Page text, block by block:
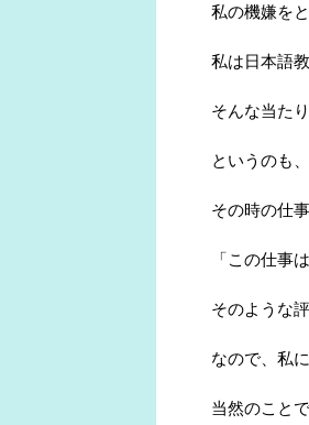
私の機嫌を
私は日本語
そんな当た
というのも
その時の仕
「この仕事
そのような
なので、私
当然のこと